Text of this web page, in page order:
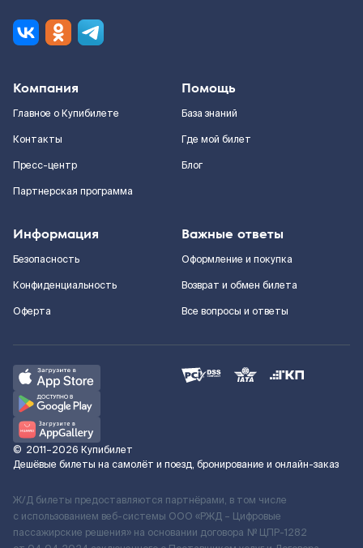
Компания
Главное о Купибилете
Контакты
Пресс-центр
Партнерская программа
Помощь
База знаний
Где мой билет
Блог
Информация
Безопасность
Конфиденциальность
Оферта
Важные ответы
Оформление и покупка
Возврат и обмен билета
Все вопросы и ответы
© 2011–2026 Купибилет
Дешёвые билеты на самолёт и поезд, бронирование и онлайн-заказ
Ж/Д билеты предоставляются партнёрами, в том числе
с использованием веб-системы ООО «РЖД – Цифровые
пассажирские решения» на основании договора № ЦПР-1282